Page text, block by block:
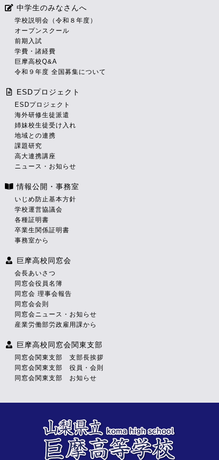
中学生のみなさんへ
学校説明会（令和８年度）
オープンスクール
前期入試
学費・諸経費
巨摩高校Q&A
令和９年度 全国募集について
ESDプロジェクト
ESDプロジェクト
海外研修生徒派遣
姉妹校生徒受け入れ
地域との連携
課題研究
高大連携講座
ニュース・お知らせ
情報公開・事務室
いじめ防止基本方針
学校運営協議会
各種証明書
卒業生関係証明書
事務室から
巨摩高校同窓会
会長あいさつ
同窓会役員名簿
同窓会 理事会報告
同窓会会則
同窓会ニュース・お知らせ
産業労働部労政雇用課から
巨摩高校同窓会関東支部
同窓会関東支部 支部長挨拶
同窓会関東支部 役員・会則
同窓会関東支部 お知らせ